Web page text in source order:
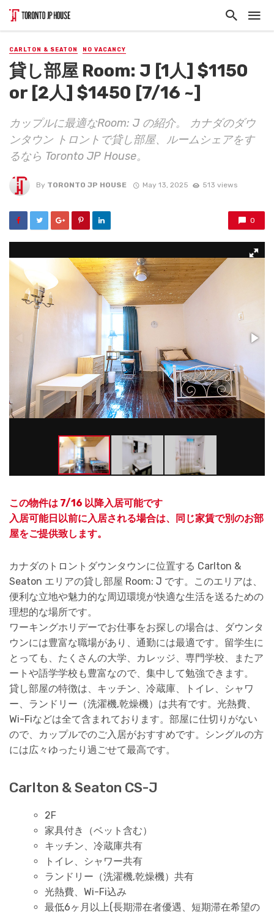
CARLTON & SEATON NO VACANCY
貸し部屋 Room: J [1人] $1150
or [2人] $1450 [7/16 ~]
カップルに最適なRoom: J の紹介。 カナダのダウ
ンタウン トロントで貸し部屋、ルームシェアをす
るなら Toronto JP House。
By TORONTO JP HOUSE May 13, 2025 513 views
0
この物件は 7/16 以降入居可能です
入居可能日以前に入居される場合は、同じ家賃で別のお部
屋をご提供致します。
カナダのトロントダウンタウンに位置する Carlton &
Seaton エリアの貸し部屋 Room: J です。このエリアは、
便利な立地や魅力的な周辺環境が快適な生活を送るための
理想的な場所です。
ワーキングホリデーでお仕事をお探しの場合は、ダウンタ
ウンには豊富な職場があり、通勤には最適です。留学生に
とっても、たくさんの大学、カレッジ、専門学校、またア
ートや語学学校も豊富なので、集中して勉強できます。
貸し部屋の特徴は、キッチン、冷蔵庫、トイレ、シャワ
ー、ランドリー（洗濯機,乾燥機）は共有です。光熱費、
Wi-Fiなどは全て含まれております。部屋に仕切りがない
ので、カップルでのご入居がおすすめです。シングルの方
には広々ゆったり過ごせて最高です。
Carlton & Seaton CS-J
2F
家具付き（ベット含む）
キッチン、冷蔵庫共有
トイレ、シャワー共有
ランドリー（洗濯機,乾燥機）共有
光熱費、Wi-Fi込み
最低6ヶ月以上(長期滞在者優遇、短期滞在希望の